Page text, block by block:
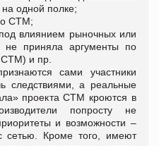
одной полке;
СТМ;
влиянием рыночных или
не приняла аргументы по
и пр.
сами участники
следствиями, а реальные
проекта СТМ кроются в
попросту не
и возможности –
сетью. Кроме того, имеют